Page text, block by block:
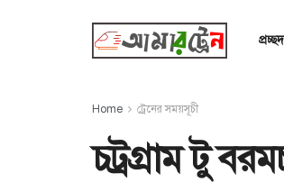
প্রচ্ছদ
Home ট্রেনের সময়সূচী
চট্রগ্রাম টু